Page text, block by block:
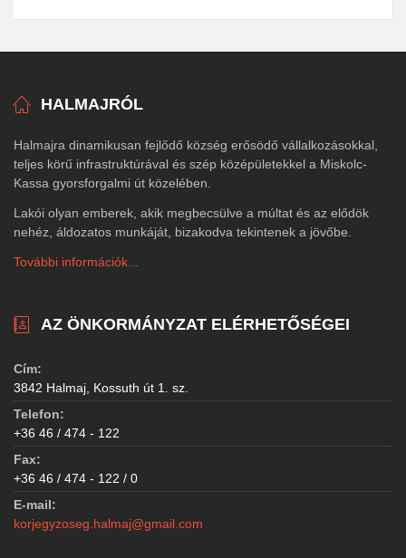
HALMAJRÓL
Halmajra dinamikusan fejlődő község erősödő vállalkozásokkal,
teljes körű infrastruktúrával és szép középületekkel a Miskolc-
Kassa gyorsforgalmi út közelében.
Lakói olyan emberek, akik megbecsülve a múltat és az elődök
nehéz, áldozatos munkáját, bizakodva tekintenek a jövőbe.
További információk...
AZ ÖNKORMÁNYZAT ELÉRHETŐSÉGEI
Cím:
3842 Halmaj, Kossuth út 1. sz.
Telefon:
+36 46 / 474 - 122
Fax:
+36 46 / 474 - 122 / 0
E-mail:
korjegyzoseg.halmaj@gmail.com